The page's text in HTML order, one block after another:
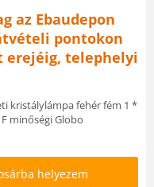
az Ebaudepon
pontokon
erejéig, telephelyi
kristálylámpa fehér fém 1 *
F minőségi Globo
helyezem